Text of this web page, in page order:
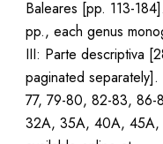
Baleares [pp. 113-
pp., each genus
III: Parte descriptiva
paginated
77, 79-80, 82-83, 86-
32A, 35A, 40A, 45A,